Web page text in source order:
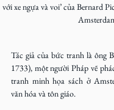
với xe ngựa và voi’ của Bernard
Tác giả của bức tranh là ông
1733), một người Pháp vẽ
tranh minh họa sách ở
văn hóa và tôn giáo.